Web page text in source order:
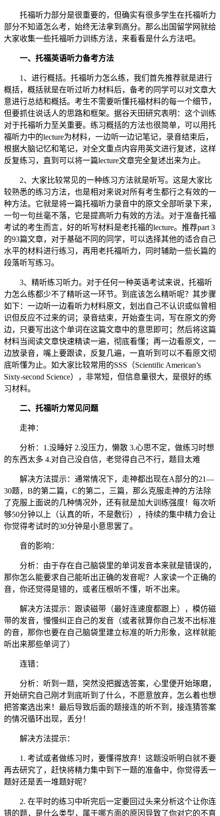
托福听力部分是很重要的，但确实有很多学生在托福听力
部分不知道怎么考，始终无法拿到高分。那么出国留学网就给
大家收集一些托福听力训练方法，来看看是什么方法吧。
一、托福英语听力备考方法
1、进行概括。托福听力怎么练，我们首先推荐就是进行
概括，概括就是在听过听力材料后，备考的同学可以对文章大
意进行总结和概括。考生不需要听懂托福材料的每一个细节，
但要抓住说话人的思路和框架。据谷天田研究表明：这个训练
对于托福听力至关重要。练习概括的方法也很简单，可以用托
福听力中的lecture为材料，一边听一边记笔记，录音结束后，
根据大脑记忆和笔记，对全文重点内容用英文进行复述，这样
反复练习，直到可以将一篇lecture文章完全复述出来为止。
2、大家比较常见的一种练习方法就是听写。这是大家比
较熟悉的练习方法，也是相对来说对所有考生都行之有效的一
种方法。它就是将一篇托福听力录音中的原文全部听录下来，
一句一句丝毫不落，它是提高听力有效的方法。对于准备托福
考试的考生而言，好的听写材料是老托福的lecture。推荐part 3
的93篇文章，对于基础不同的同学，可以选择其他的适合自己
水平的材料进行练习，再用老托福听力，同时辅助一些长篇的
段落听写练习。
3、精听练习听力。对于任何一种英语考试来说，托福听
力怎么练都少不了精听这一环节。到底该怎么精听呢？其步骤
如下：一边听一边看听力材料原文，划出自己不认识或似曾相
识但反应不过来的词；录音结束，开始查生词，写在原文的旁
边，只要写出这个单词在这篇文章中的意思即可；然后将这篇
材料当阅读文章快速精读一遍，彻底看懂；再一边看原文，一
边放录音，嘴上要跟读，反复几遍，一直听到可以不看原文彻
底听懂为止。如大家比较常用的SSS（Scientific American’s
Sixty-second Science），非常短，但信息量很大，是很好的练
习材料。
二、托福听力常见问题
走神：
分析：1.没睡好 2.没压力，懒散 3.心思不定，做练习时想
的东西太多 4.对自己没自信，老觉得自己不行，题目太难
解决方法提示：通常情况下，走神都出现在A部分的21—
30题，B的第二篇，C的第二，三篇，那么克服走神的方法除
了克服上面说的几种情况外，还有就是加大训练强度！每次听
够50分钟以上（认真的听，不是敷衍），持续的集中精力会让
你觉得考试时的30分钟是小意思罢了。
音的影响：
分析：由于存在自己脑袋里的单词发音本来就是错误的，
那你怎么能要求自己能听出正确的发音呢？人家读一个正确的
音，你还觉得是错的，或者压根听不懂，听不出来。
解决方法提示：跟读磁带（最好连速度都跟上），模仿磁
带的发音，慢慢纠正自己的发音（或者就算你自己发不出标准
的音，那你也要在自己脑袋里建立标准的听力形象，这样就能
听出来那些单词了）
连错：
分析：听到一题，突然没把握选答案，心里便开始琢磨，
开始研究自己刚才到底听到了什么，不愿意放弃，怎么着也想
把答案选出来！最后导致后面的题接连的听不到，接连猜答案
的情况循环出现，丢分！
解决方法提示：
1. 考试或者做练习时，要懂得放弃！这题没听明白就不要
再去研究了，赶快将精力集中到下一题的准备中，你觉得丢一
题好还是丢一堆题好呢？
2. 在平时的练习中听完后一定要回过头来分析这个让你连
错的题，是什么类型，属于哪方面的原因导致了你对它的不直